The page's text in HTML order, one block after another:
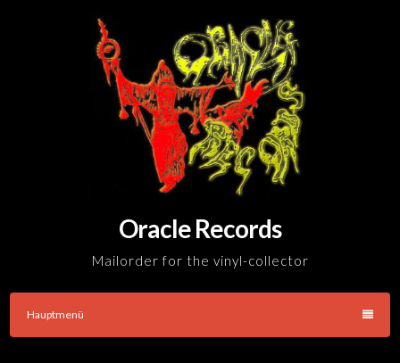
Oracle Records
Mailorder for the vinyl-collector
Hauptmenü